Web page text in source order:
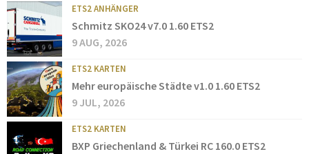
ETS2 ANHÄNGER
Schmitz SKO24 v7.0 1.60 ETS2
9 AUG, 2026
ETS2 KARTEN
Mehr europäische Städte v1.0 1.60 ETS2
9 JUL, 2026
ETS2 KARTEN
BXP Griechenland & Türkei RC 160.0 ETS2